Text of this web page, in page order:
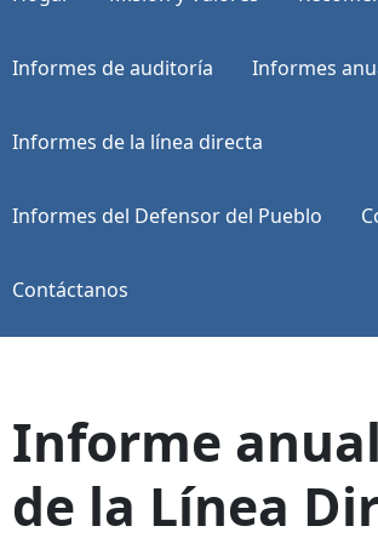
Informes de auditoría Informes
Informes de la línea directa
Informes del Defensor del Pueblo
Contáctanos
Informe
de la Línea